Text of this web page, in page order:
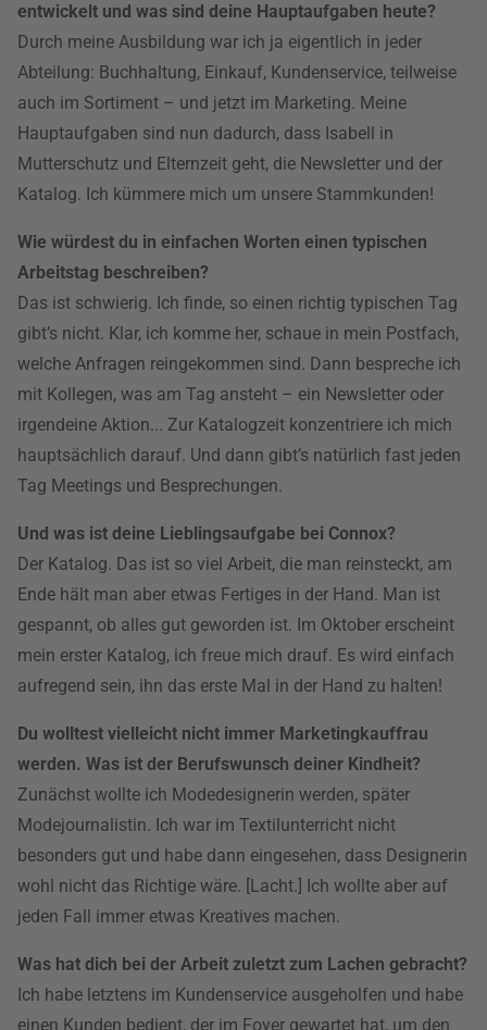
entwickelt und was sind deine Hauptaufgaben heute?
Durch meine Ausbildung war ich ja eigentlich in jeder
Abteilung: Buchhaltung, Einkauf, Kundenservice, teilweise
auch im Sortiment – und jetzt im Marketing. Meine
Hauptaufgaben sind nun dadurch, dass Isabell in
Mutterschutz und Elternzeit geht, die Newsletter und der
Katalog. Ich kümmere mich um unsere Stammkunden!
Wie würdest du in einfachen Worten einen typischen
Arbeitstag beschreiben?
Das ist schwierig. Ich finde, so einen richtig typischen Tag
gibt’s nicht. Klar, ich komme her, schaue in mein Postfach,
welche Anfragen reingekommen sind. Dann bespreche ich
mit Kollegen, was am Tag ansteht – ein Newsletter oder
irgendeine Aktion... Zur Katalogzeit konzentriere ich mich
hauptsächlich darauf. Und dann gibt’s natürlich fast jeden
Tag Meetings und Besprechungen.
Und was ist deine Lieblingsaufgabe bei Connox?
Der Katalog. Das ist so viel Arbeit, die man reinsteckt, am
Ende hält man aber etwas Fertiges in der Hand. Man ist
gespannt, ob alles gut geworden ist. Im Oktober erscheint
mein erster Katalog, ich freue mich drauf. Es wird einfach
aufregend sein, ihn das erste Mal in der Hand zu halten!
Du wolltest vielleicht nicht immer Marketingkauffrau
werden. Was ist der Berufswunsch deiner Kindheit?
Zunächst wollte ich Modedesignerin werden, später
Modejournalistin. Ich war im Textilunterricht nicht
besonders gut und habe dann eingesehen, dass Designerin
wohl nicht das Richtige wäre. [Lacht.] Ich wollte aber auf
jeden Fall immer etwas Kreatives machen.
Was hat dich bei der Arbeit zuletzt zum Lachen gebracht?
Ich habe letztens im Kundenservice ausgeholfen und habe
einen Kunden bedient, der im Foyer gewartet hat, um den